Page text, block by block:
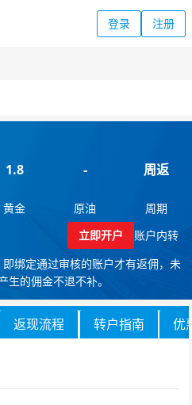
登录 注册
1.8
黄金
-
原油
周返
周期
立即开户
账户内转
绑定通过审核的账户才有返佣，未
生的佣金不退不补。
返现流程 转户指南 优